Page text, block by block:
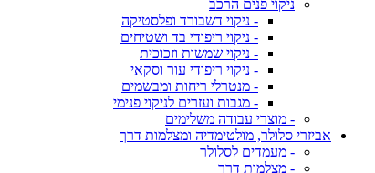
ניקוי פנים הרכב
- ניקוי דשבורד ופלסטיקה
- ניקוי ריפודי בד ושטיחים
- ניקוי שמשות וזכוכית
- ניקוי ריפודי עור וסקאי
- מנטרלי ריחות ומבשמים
- מגבות ועזרים לניקוי פנימי
- מוצרי עבודה משלימים
אביזרי סלולר, מולטימדיה ומצלמות דרך
- מעמדים לסלולר
- מצלמות דרך